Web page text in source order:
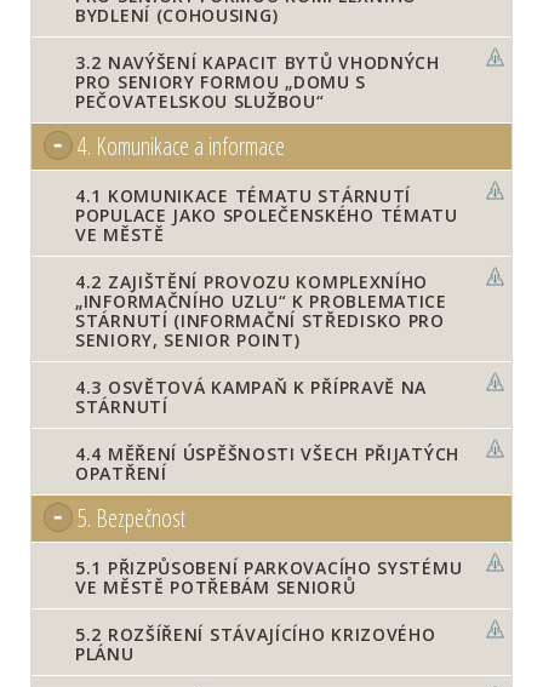
BYDLENÍ (COHOUSING)
3.2 NAVÝŠENÍ KAPACIT BYTŮ VHODNÝCH
PRO SENIORY FORMOU „DOMU S
PEČOVATELSKOU SLUŽBOU“
4. Komunikace a informace
4.1 KOMUNIKACE TÉMATU STÁRNUTÍ
POPULACE JAKO SPOLEČENSKÉHO TÉMATU
VE MĚSTĚ
4.2 ZAJIŠTĚNÍ PROVOZU KOMPLEXNÍHO
„INFORMAČNÍHO UZLU“ K PROBLEMATICE
STÁRNUTÍ (INFORMAČNÍ STŘEDISKO PRO
SENIORY, SENIOR POINT)
4.3 OSVĚTOVÁ KAMPAŇ K PŘÍPRAVĚ NA
STÁRNUTÍ
4.4 MĚŘENÍ ÚSPĚŠNOSTI VŠECH PŘIJATÝCH
OPATŘENÍ
5. Bezpečnost
5.1 PŘIZPŮSOBENÍ PARKOVACÍHO SYSTÉMU
VE MĚSTĚ POTŘEBÁM SENIORŮ
5.2 ROZŠÍŘENÍ STÁVAJÍCÍHO KRIZOVÉHO
PLÁNU